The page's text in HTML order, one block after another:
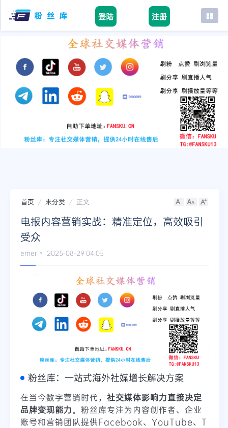
登陆 注册
首页
tiktok
youtube
instagram
首页 未分类 正文
电报内容营销实战：精准定位，高效吸引
受众
emer 2025-08-29 04:05
粉丝库：一站式海外社媒增长解决方案
在当今数字营销时代， 社交媒体影响力直接决定
品牌变现能力 。粉丝库专注为内容创作者、企业
账号和营销团队提供Facebook、YouTube、T